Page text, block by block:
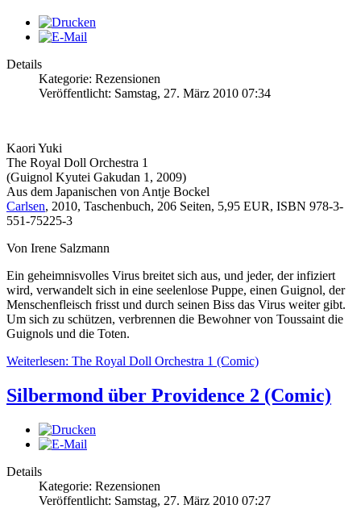
Details
Kategorie: Rezensionen
Veröffentlicht: Samstag, 27. März 2010 07:34
Kaori Yuki
The Royal Doll Orchestra 1
(Guignol Kyutei Gakudan 1, 2009)
Aus dem Japanischen von Antje Bockel
Carlsen, 2010, Taschenbuch, 206 Seiten, 5,95 EUR, ISBN 978-3-
551-75225-3
Von Irene Salzmann
Ein geheimnisvolles Virus breitet sich aus, und jeder, der infiziert
wird, verwandelt sich in eine seelenlose Puppe, einen Guignol, der
Menschenfleisch frisst und durch seinen Biss das Virus weiter gibt.
Um sich zu schützen, verbrennen die Bewohner von Toussaint die
Guignols und die Toten.
Weiterlesen: The Royal Doll Orchestra 1 (Comic)
Silbermond über Providence 2 (Comic)
Details
Kategorie: Rezensionen
Veröffentlicht: Samstag, 27. März 2010 07:27